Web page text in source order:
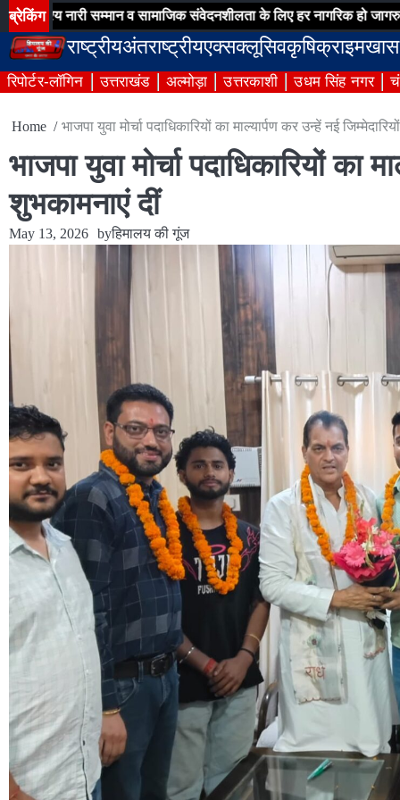
Skip
to
content
ब्रेकिंगसम्मान व सामाजिक संवेदनशीलता के लिए हर नागरिक हो जागरुक विशेष
राष्ट्रीयअंतराष्ट्रीयएक्सक्लूसिवकृषिक्राइम
रिपोर्टर-लॉगिन उत्तराखंड अल्मोड़ा उत्तरकाशी उधम सिंह नगर
Home भाजपा युवा मोर्चा पदाधिकारियों का माल्यार्पण कर उन्हें नई
भाजपा युवा मोर्चा पदाधिकारियों का
शुभकामनाएं दीं
May 13, 2026 byहिमालय की गूंज